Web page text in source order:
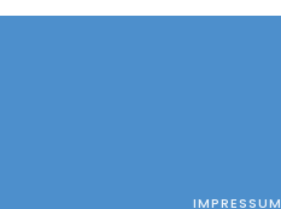
IMPRESSUM